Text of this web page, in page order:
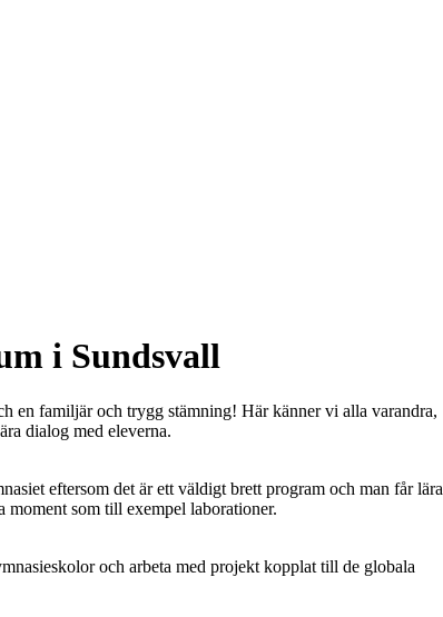
i Sundsvall
en familjär och trygg stämning! Här känner vi alla varandra,
dialog med eleverna.
eftersom det är ett väldigt brett program och man får lära
moment som till exempel laborationer.
och arbeta med projekt kopplat till de globala